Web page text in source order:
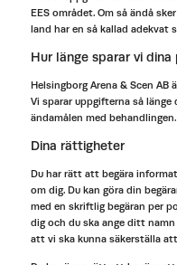
EES området. Om så ändå
land har en så kallad adekvat
Hur länge sparar vi
Helsingborg Arena & Scen
Vi sparar uppgifterna så
ändamålen med behandlingen.
Dina rättigheter
Du har rätt att begära
om dig. Du kan göra din
med en skriftlig begäran per
dig och du ska ange ditt
att vi ska kunna säkerställa